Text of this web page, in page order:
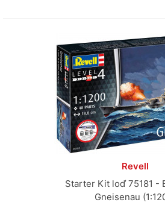
Revell
Starter Kit loď 75181 -
Gneisenau